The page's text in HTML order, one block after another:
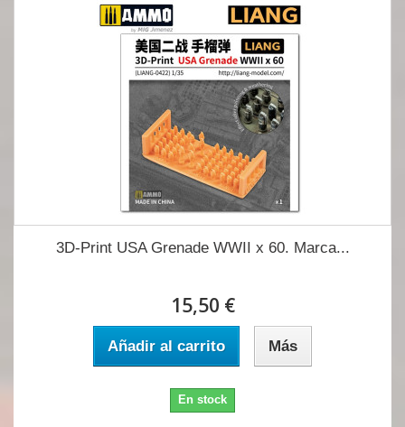
3D-Print USA Grenade WWII x 60. Marca...
15,50 €
Añadir al carrito Más
En stock